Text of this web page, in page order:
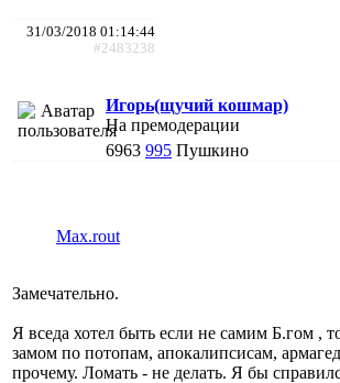
31/03/2018 01:14:44
#2483238
Игорь(щучий кошмар)
На премодерации
6963 995 Пушкино
Max.rout
Замечательно.
Я вседа хотел быть если не самим Б.гом ,
замом по потопам, апокалипсисам,
прочему. Ломать - не делать. Я бы